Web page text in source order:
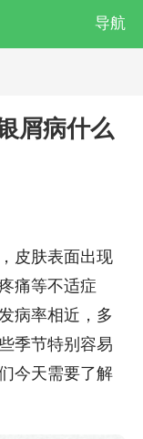
导航
医院
屑病什么
皮肤表面出现
痛等不适症
病率相近，多
季节特别容易
今天需要了解